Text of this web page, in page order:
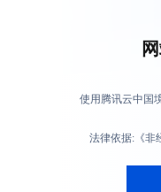
使用腾讯云中国
法律依据:《非